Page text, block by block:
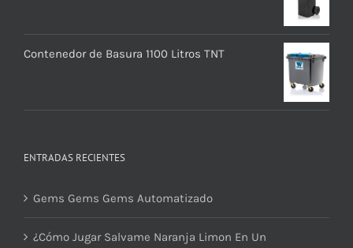
Contenedor de Basura 1100 Litros TNT
ENTRADAS RECIENTES
Gems Gems Gems Automatizado
¿Cómo Jugar Salvame Naranja Limon En Un